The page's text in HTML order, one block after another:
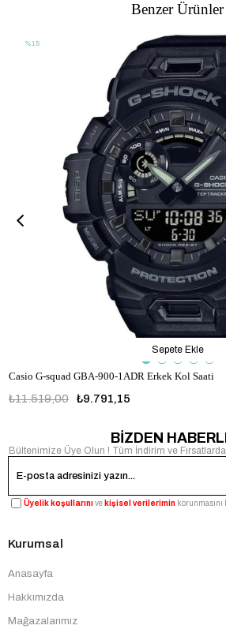
Benzer Ürünler
Casio G-squad GBA-900-1ADR Erkek Kol Saati
₺9.791,15
₺11.519,00
Sepete Ekle
%15
BİZDEN
Bültenimize Üye Olun ! Tüm İndirim ve
Üyelik koşullarınıve kişisel verilerimin
Kurumsal
Anasayfa
Hakkımızda
Mağazalarımız